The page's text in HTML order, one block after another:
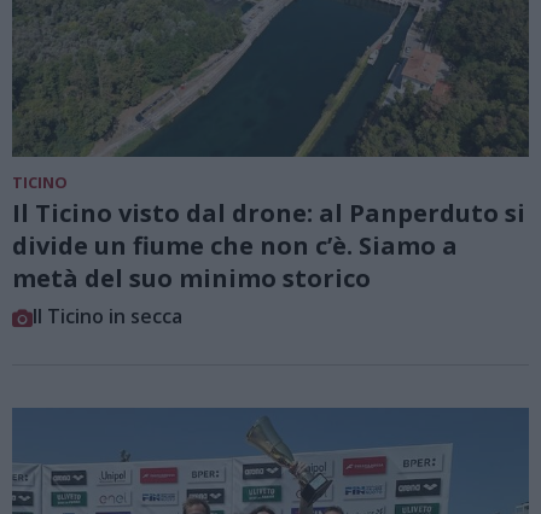
TICINO
Il Ticino visto dal drone: al Panperduto si
divide un fiume che non c’è. Siamo a
metà del suo minimo storico
Il Ticino in secca